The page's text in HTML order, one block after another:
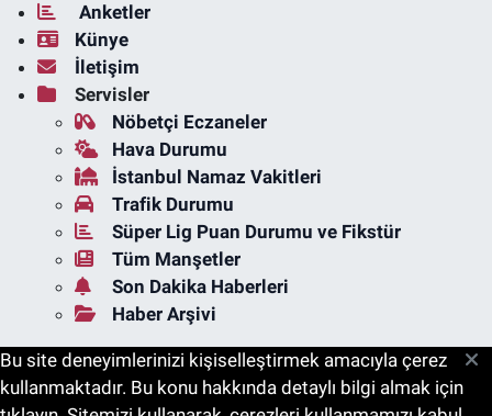
Anketler
Künye
İletişim
Servisler
Nöbetçi Eczaneler
Hava Durumu
İstanbul Namaz Vakitleri
Trafik Durumu
Süper Lig Puan Durumu ve Fikstür
Tüm Manşetler
Son Dakika Haberleri
Haber Arşivi
Bu site deneyimlerinizi kişiselleştirmek amacıyla çerez
kullanmaktadır. Bu konu hakkında detaylı bilgi almak için